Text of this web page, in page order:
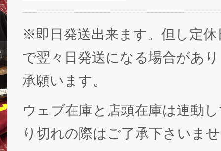
※即日発送出来ます。但し定休
で翌々日発送になる場合があ
承願います。
ウェブ在庫と店頭在庫は連動
り切れの際はご了承下さいま